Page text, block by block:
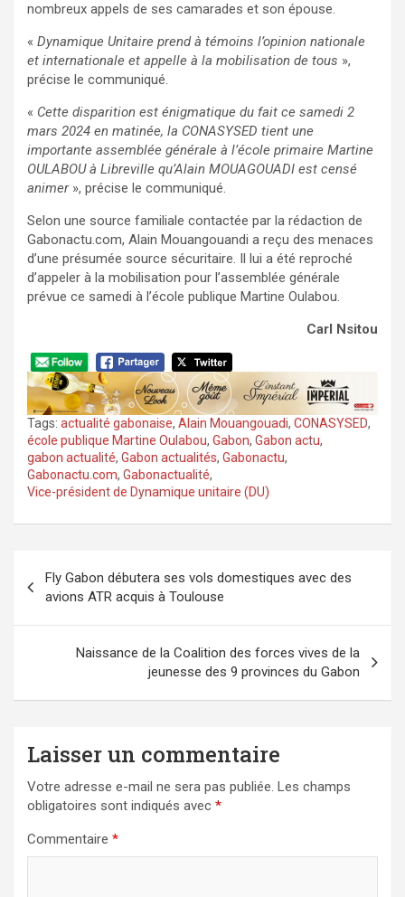
nombreux appels de ses camarades et son épouse.
« Dynamique Unitaire prend à témoins l’opinion nationale
et internationale et appelle à la mobilisation de tous »,
précise le communiqué.
« Cette disparition est énigmatique du fait ce samedi 2
mars 2024 en matinée, la CONASYSED tient une
importante assemblée générale à l’école primaire Martine
OULABOU à Libreville qu’Alain MOUAGOUADI est censé
animer», précise le communiqué.
Selon une source familiale contactée par la rédaction de
Gabonactu.com, Alain Mouangouandi a reçu des menaces
d’une présumée source sécuritaire. Il lui a été reproché
d’appeler à la mobilisation pour l’assemblée générale
prévue ce samedi à l’école publique Martine Oulabou.
Carl Nsitou
Tags: actualité gabonaise, Alain Mouangouadi, CONASYSED,
école publique Martine Oulabou, Gabon, Gabon actu,
gabon actualité, Gabon actualités, Gabonactu,
Gabonactu.com, Gabonactualité,
Vice-président de Dynamique unitaire (DU)
de
l’article
Fly Gabon débutera ses vols domestiques avec des
avions ATR acquis à Toulouse
Naissance de la Coalition des forces vives de la
jeunesse des 9 provinces du Gabon
Laisser un commentaire
Votre adresse e-mail ne sera pas publiée. Les champs
obligatoires sont indiqués avec *
Commentaire *